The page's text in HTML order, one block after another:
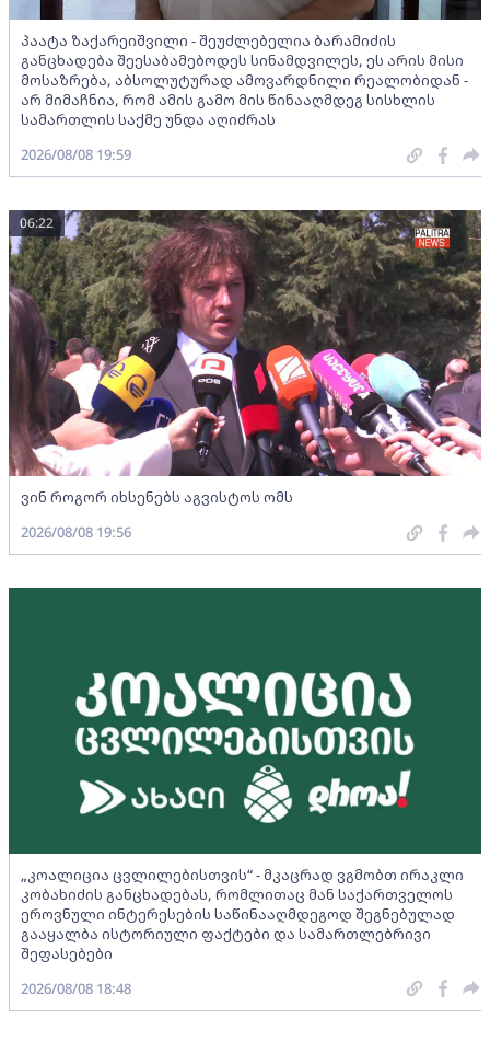
პაატა ზაქარეიშვილი - შეუძლებელია ბარამიძის
განცხადება შეესაბამებოდეს სინამდვილეს, ეს არის მისი
მოსაზრება, აბსოლუტურად ამოვარდნილი რეალობიდან -
არ მიმაჩნია, რომ ამის გამო მის წინააღმდეგ სისხლის
სამართლის საქმე უნდა აღიძრას
2026/08/08 19:59
ვინ როგორ იხსენებს აგვისტოს ომს
06:22
2026/08/08 19:56
„კოალიცია ცვლილებისთვის“ - მკაცრად ვგმობთ ირაკლი
კობახიძის განცხადებას, რომლითაც მან საქართველოს
ეროვნული ინტერესების საწინააღმდეგოდ შეგნებულად
გააყალბა ისტორიული ფაქტები და სამართლებრივი
შეფასებები
2026/08/08 18:48